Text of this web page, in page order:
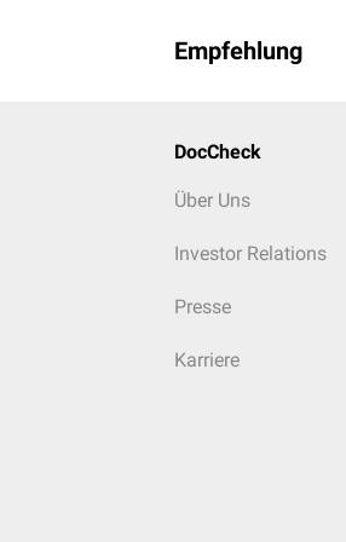
Empfehlung
DocCheck
Über Uns
Investor Relations
Presse
Karriere